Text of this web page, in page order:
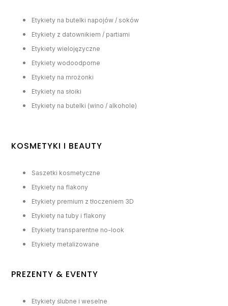
Etykiety na butelki napojów / soków
Etykiety z datownikiem / partiami
Etykiety wielojęzyczne
Etykiety wodoodporne
Etykiety na mrożonki
Etykiety na słoiki
Etykiety na butelki (wino / alkohole)
KOSMETYKI I BEAUTY
Saszetki kosmetyczne
Etykiety na flakony
Etykiety premium z tłoczeniem 3D
Etykiety na tuby i flakony
Etykiety transparentne no-look
Etykiety metalizowane
PREZENTY & EVENTY
Etykiety ślubne i weselne